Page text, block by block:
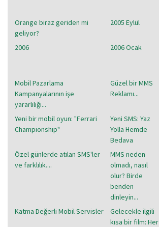
Orange biraz geriden mi
geliyor?
2005 Eylül
2006
2006 Ocak
Mobil Pazarlama
Kampanyalarının işe
yararlılığı...
Güzel bir MMS
Reklamı...
Yeni bir mobil oyun: "Ferrari
Championship"
Yeni SMS: Yaz
Yolla Hemde
Bedava
Özel günlerde atılan SMS'ler
ve farklılık....
MMS neden
olmadı, nasıl
olur? Birde
benden
dinleyin...
Katma Değerli Mobil Servisler
Gelecekle ilgili
kısa bir film: Her